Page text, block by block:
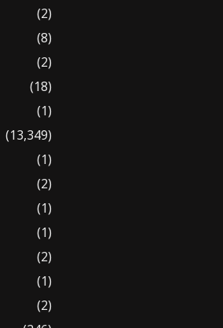
(2)
(8)
(2)
(18)
(1)
(13,349)
(1)
(2)
(1)
(1)
(2)
(1)
(2)